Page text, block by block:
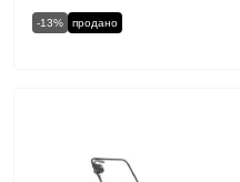
-13% продано